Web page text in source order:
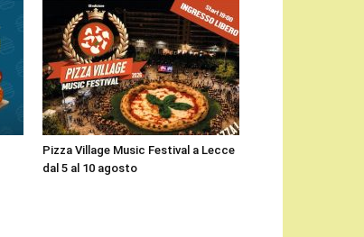
Pizza Village Music Festival a Lecce
dal 5 al 10 agosto